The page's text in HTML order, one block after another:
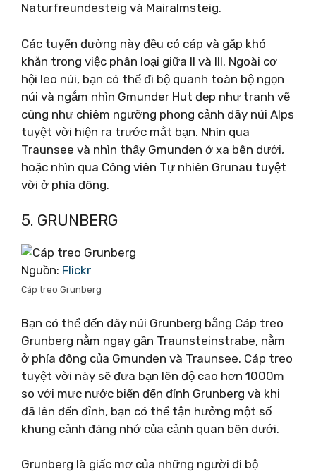
Naturfreundesteig và Mairalmsteig.
Các tuyến đường này đều có cáp và gặp khó
khăn trong việc phân loại giữa II và III. Ngoài cơ
hội leo núi, bạn có thể đi bộ quanh toàn bộ ngọn
núi và ngắm nhìn Gmunder Hut đẹp như tranh vẽ
cũng như chiêm ngưỡng phong cảnh dãy núi Alps
tuyệt vời hiện ra trước mắt bạn. Nhìn qua
Traunsee và nhìn thấy Gmunden ở xa bên dưới,
hoặc nhìn qua Công viên Tự nhiên Grunau tuyệt
vời ở phía đông.
5. GRUNBERG
Nguồn: Flickr
Cáp treo Grunberg
Bạn có thể đến dãy núi Grunberg bằng Cáp treo
Grunberg nằm ngay gần Traunsteinstrabe, nằm
ở phía đông của Gmunden và Traunsee. Cáp treo
tuyệt vời này sẽ đưa bạn lên độ cao hơn 1000m
so với mực nước biển đến đỉnh Grunberg và khi
đã lên đến đỉnh, bạn có thể tận hưởng một số
khung cảnh đáng nhớ của cảnh quan bên dưới.
Grunberg là giấc mơ của những người đi bộ